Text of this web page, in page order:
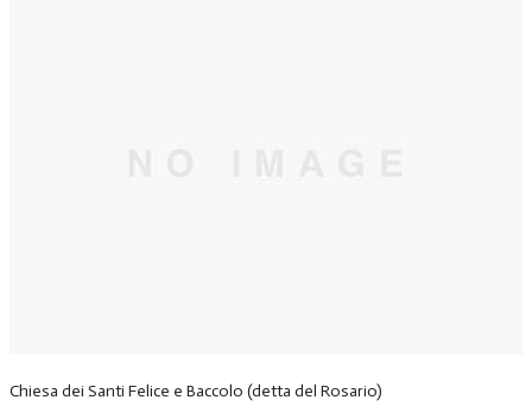
Chiesa dei Santi Felice e Baccolo (detta del Rosario)